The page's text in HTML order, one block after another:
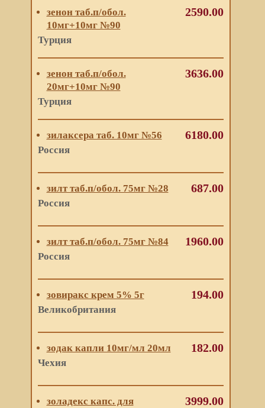
зенон таб.п/обол.
10мг+10мг №90
Турция
2590.00
зенон таб.п/обол.
20мг+10мг №90
Турция
3636.00
зилаксера таб. 10мг №56
Россия
6180.00
зилт таб.п/обол. 75мг №28
Россия
687.00
зилт таб.п/обол. 75мг №84
Россия
1960.00
зовиракс крем 5% 5г
Великобритания
194.00
зодак капли 10мг/мл 20мл
Чехия
182.00
золадекс капс. для
3999.00